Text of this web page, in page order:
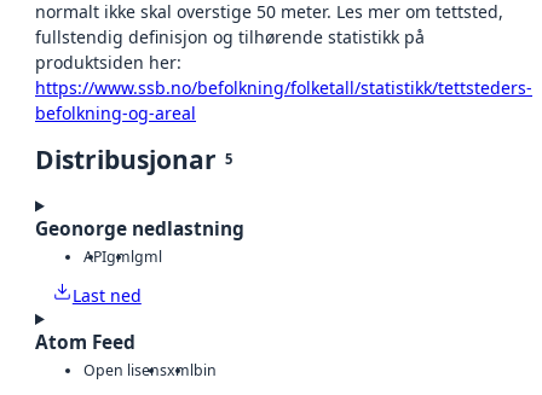
normalt ikke skal overstige 50 meter. Les mer om tettsted,
fullstendig definisjon og tilhørende statistikk på
produktsiden her:
https://www.ssb.no/befolkning/folketall/statistikk/tettsteders-
befolkning-og-areal
Distribusjonar 5
Geonorge nedlastning
APIgmlgml
Last ned
Atom Feed
Open lisensxmlbin